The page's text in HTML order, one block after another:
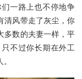
一路上也不停地争
清风带走了灰尘，你
多数的夫妻一样，平
不过你长期在外工